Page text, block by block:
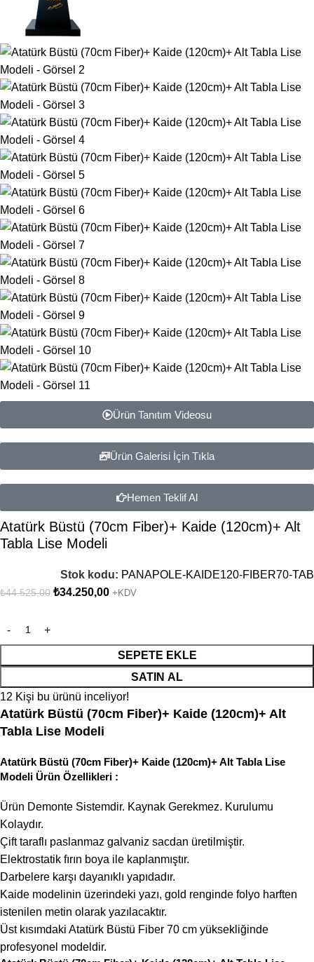
Ürün Tanıtım Videosu
Ürün Galerisi İçin Tıkla
Hemen Teklif Al
Atatürk Büstü (70cm Fiber)+ Kaide (120cm)+ Alt
Tabla Lise Modeli
Stok kodu: PANAPOLE-KAIDE120-FIBER70-TAB
₺44.525,00 ₺34.250,00 +KDV
SEPETE EKLE
SATIN AL
12 Kişi bu ürünü inceliyor!
Atatürk Büstü (70cm Fiber)+ Kaide (120cm)+ Alt
Tabla Lise Modeli
Atatürk Büstü (70cm Fiber)+ Kaide (120cm)+ Alt Tabla Lise
Modeli Ürün Özellikleri :
Ürün Demonte Sistemdir. Kaynak Gerekmez. Kurulumu
Kolaydır.
Çift taraflı paslanmaz galvaniz sacdan üretilmiştir.
Elektrostatik fırın boya ile kaplanmıştır.
Darbelere karşı dayanıklı yapıdadır.
Kaide modelinin üzerindeki yazı, gold renginde folyo harften
istenilen metin olarak yazılacaktır.
Üst kısımdaki Atatürk Büstü Fiber 70 cm yüksekliğinde
profesyonel modeldir.